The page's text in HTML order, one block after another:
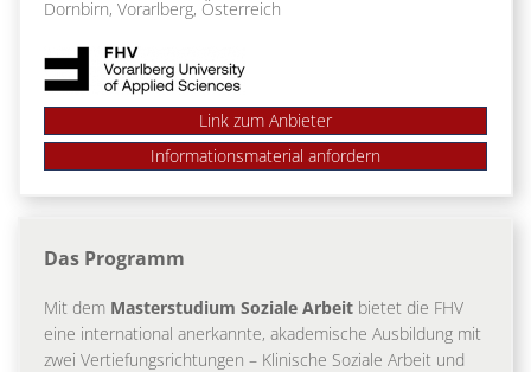
Dornbirn, Vorarlberg, Österreich
Link zum Anbieter
Das Programm
Mit dem Masterstudium Soziale Arbeit bietet die FHV
eine international anerkannte, akademische Ausbildung mit
zwei Vertiefungsrichtungen – Klinische Soziale Arbeit und